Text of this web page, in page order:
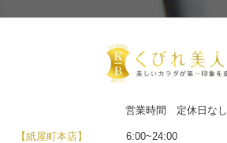
営業時間 定休日なし
【紙屋町本店】 6:00~24:00